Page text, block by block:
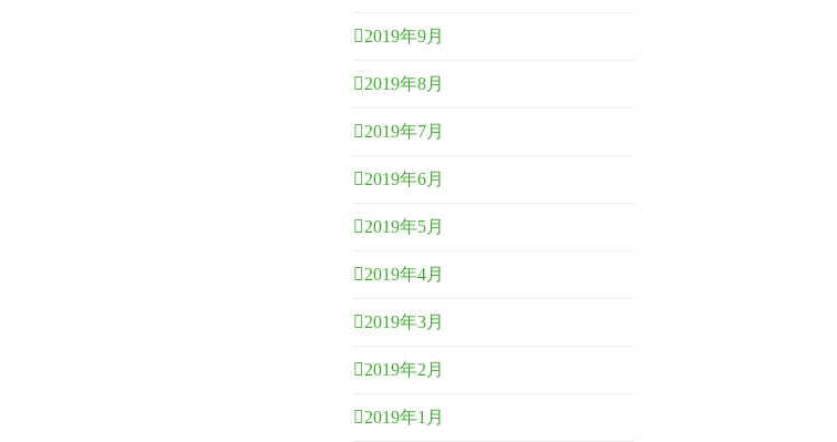
2019年9月
2019年8月
2019年7月
2019年6月
2019年5月
2019年4月
2019年3月
2019年2月
2019年1月